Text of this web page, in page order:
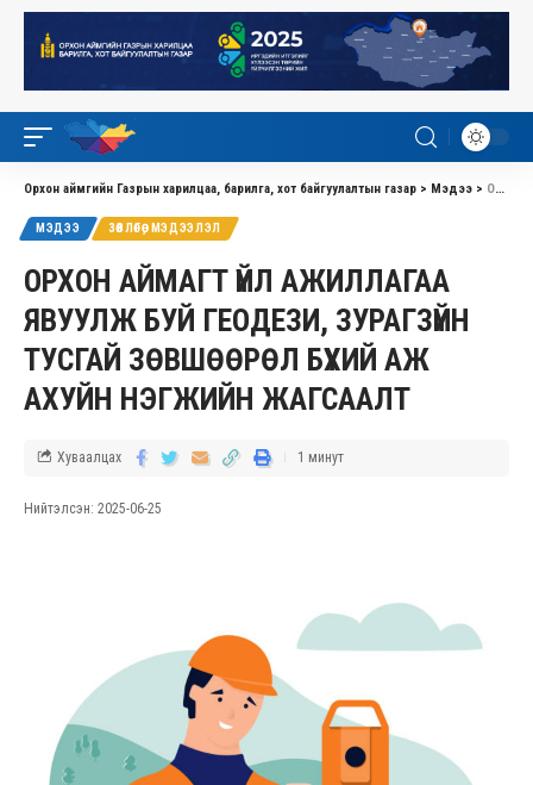
Орхон аймгийн Газрын харилцаа, барилга, хот байгуулалтын газар > Мэдээ > ОРХОН АЙМАГТ ҮЙЛ АЖИЛЛАГАА ЯВУУЛЖ БУЙ ГЕОДЕЗИ, ЗУРАГЗҮЙН ТУСГАЙ ЗӨВШӨӨРӨЛ БҮХИЙ АЖ АХУЙН НЭГЖИЙН ЖАГСААЛТ
МЭДЭЭ ЗӨВЛӨГӨӨ, МЭДЭЭЛЭЛ
ОРХОН АЙМАГТ ҮЙЛ АЖИЛЛАГАА
ЯВУУЛЖ БУЙ ГЕОДЕЗИ, ЗУРАГЗҮЙН
ТУСГАЙ ЗӨВШӨӨРӨЛ БҮХИЙ АЖ
АХУЙН НЭГЖИЙН ЖАГСААЛТ
Нийтэлсэн: 2025-06-25
Хуваалцах 1 минут